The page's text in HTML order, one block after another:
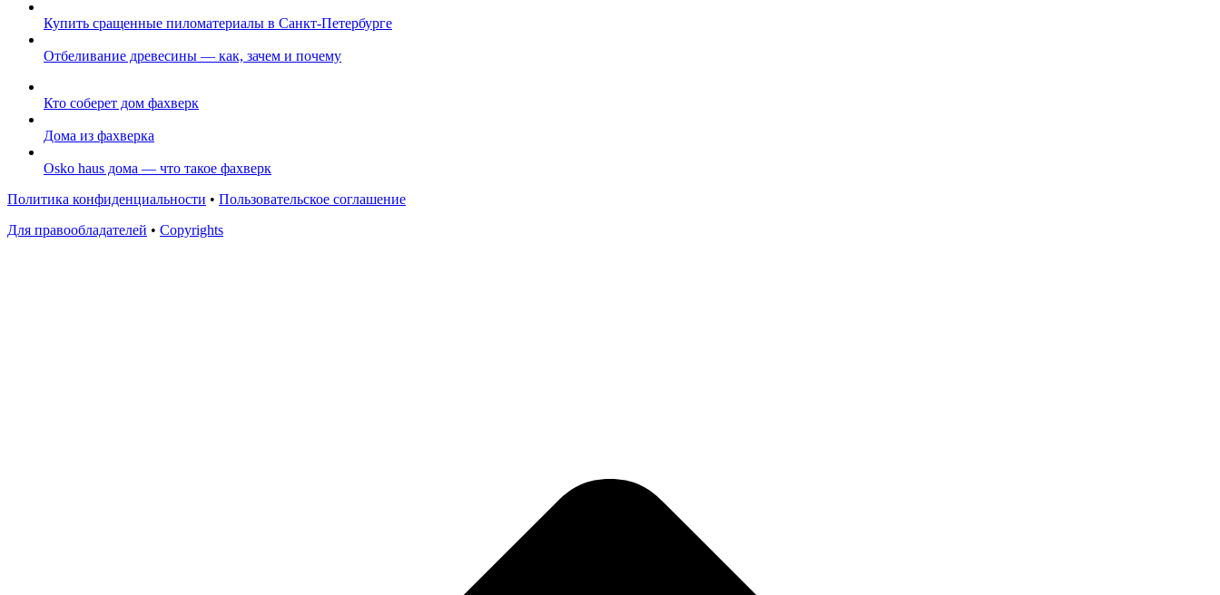
Купить сращенные пиломатериалы в Санкт-Петербурге
Отбеливание древесины — как, зачем и почему
Кто соберет дом фахверк
Дома из фахверка
Osko haus дома — что такое фахверк
Политика конфиденциальности • Пользовательское соглашение
Для правообладателей • Copyrights